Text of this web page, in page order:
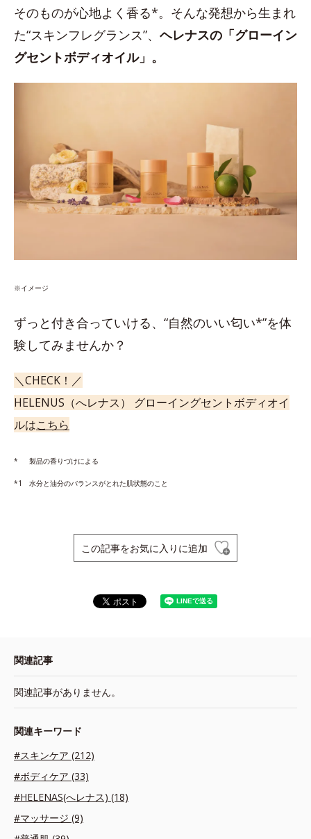
そのものが心地よく香る*。そんな発想から生まれ
た“スキンフレグランス”、 ヘレナスの「グローイン
グセントボディオイル」。
※イメージ
ずっと付き合っていける、“自然のいい匂い*”を体
験してみませんか？
＼CHECK！／
HELENUS（へレナス） グローイングセントボディオイ
ルはこちら
* 製品の香りづけによる
*1 水分と油分のバランスがとれた肌状態のこと
この記事をお気に入りに追加
関連記事
関連記事がありません。
関連キーワード
#スキンケア (212)
#ボディケア (33)
#HELENAS(へレナス) (18)
#マッサージ (9)